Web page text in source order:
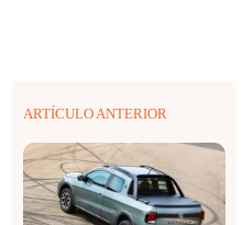
ARTÍCULO ANTERIOR